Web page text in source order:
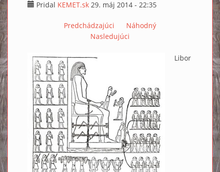
Pridal KEMET.sk 29. máj 2014 - 22:35
Predchádzajúci
Náhodný
Nasledujúci
Libor